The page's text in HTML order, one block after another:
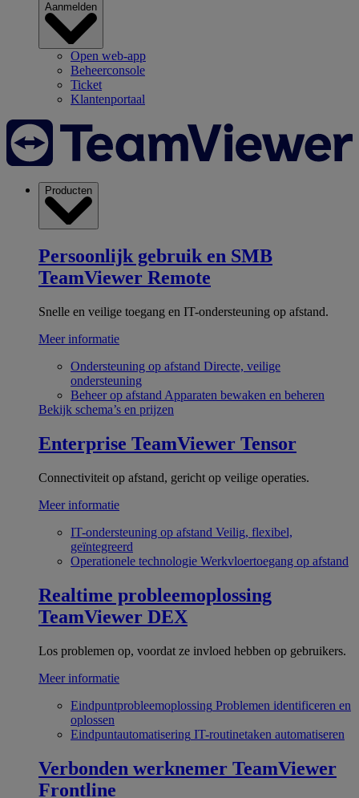
Aanmelden
Open web-app
Beheerconsole
Ticket
Klantenportaal
Producten
Persoonlijk gebruik en SMB
TeamViewer Remote
Snelle en veilige toegang en IT-ondersteuning op afstand.
Meer informatie
Ondersteuning op afstand Directe, veilige
ondersteuning
Beheer op afstand Apparaten bewaken en beheren
Bekijk schema’s en prijzen
Enterprise TeamViewer Tensor
Connectiviteit op afstand, gericht op veilige operaties.
Meer informatie
IT-ondersteuning op afstand Veilig, flexibel,
geïntegreerd
Operationele technologie Werkvloertoegang op afstand
Realtime probleemoplossing
TeamViewer DEX
Los problemen op, voordat ze invloed hebben op gebruikers.
Meer informatie
Eindpuntprobleemoplossing Problemen identificeren en
oplossen
Eindpuntautomatisering IT-routinetaken automatiseren
Verbonden werknemer TeamViewer
Frontline